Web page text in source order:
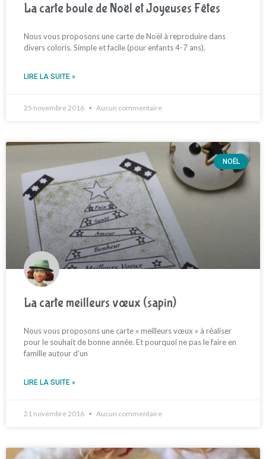
La carte boule de Noël et Joyeuses Fêtes
Nous vous proposons une carte de Noël à reproduire dans
divers coloris. Simple et facile (pour enfants 4-7 ans).
LIRE LA SUITE »
25 novembre 2016 Aucun commentaire
NOËL
La carte meilleurs vœux (sapin)
Nous vous proposons une carte « meilleurs vœux » à réaliser
pour le souhait de bonne année. Et pourquoi ne pas le faire en
famille autour d’un
LIRE LA SUITE »
21 novembre 2016 Aucun commentaire